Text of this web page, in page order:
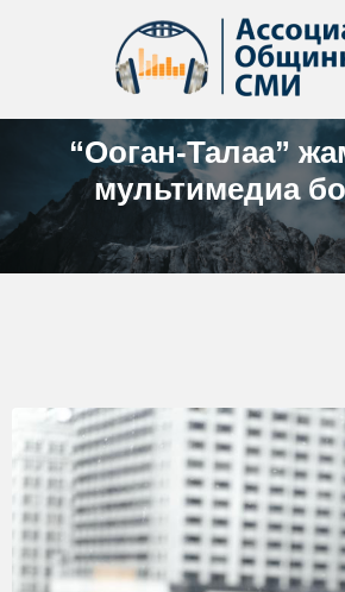
“Ооган-Талаа”
мультимедиа